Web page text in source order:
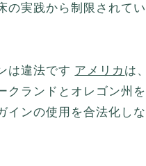
の実践から制限されて
は違法です アメリカ は
クランドとオレゴン州
インの使用を合法化し